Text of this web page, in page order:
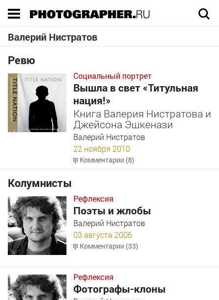
Валерий Нистратов
Ревю
Социальный портрет
Вышла в свет «Титульная
нация!»
Книга Валерия Нистратова и
Джейсона Эшкенази
Валерий Нистратов
22 ноября 2010
Комментарии (8)
Колумнисты
Рефлексия
Поэты и жлобы
Валерий Нистратов
03 августа 2006
Комментарии (33)
Рефлексия
Фотографы-клоны